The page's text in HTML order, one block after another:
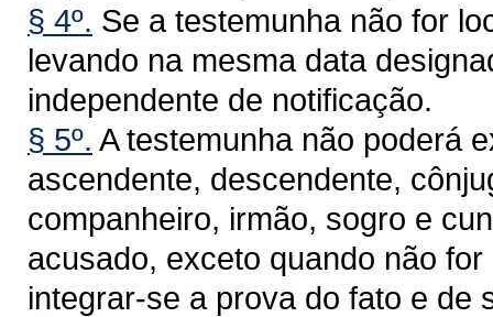
§ 4º. Se a testemunha não for
levando na mesma data
independente de notificação.
§ 5º. A testemunha não poderá
ascendente, descendente,
companheiro, irmão, sogro e
acusado, exceto quando não
integrar-se a prova do fato e de